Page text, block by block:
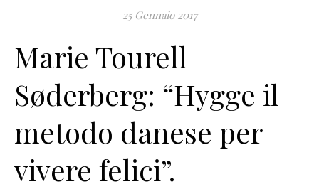
25 Gennaio 2017
Marie Tourell
Søderberg: “Hygge il
metodo danese per
vivere felici”.